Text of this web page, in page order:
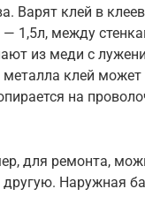
Варят клей в
1,5л, между
из меди с
клей
на
для ремонта,
другую. Наружная